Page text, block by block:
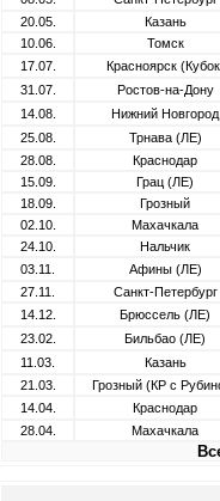
20.05.
Казань
10.06.
Томск
17.07.
Красноярск
31.07.
Ростов-на-Дону
14.08.
Нижний Новгород
25.08.
Трнава (ЛЕ)
28.08.
Краснодар
15.09.
Грац (ЛЕ)
18.09.
Грозный
02.10.
Махачкала
24.10.
Нальчик
03.11.
Афины (ЛЕ)
27.11.
Санкт-Петербург
14.12.
Брюссель (ЛЕ)
23.02.
Бильбао (ЛЕ)
11.03.
Казань
21.03.
Грозный (КР с
14.04.
Краснодар
28.04.
Махачкала